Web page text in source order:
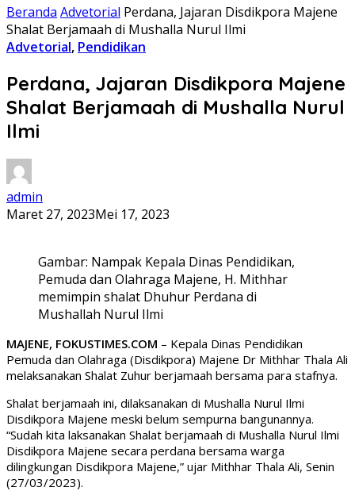
Beranda Advetorial Perdana, Jajaran Disdikpora Majene
Shalat Berjamaah di Mushalla Nurul Ilmi
Advetorial, Pendidikan
Perdana, Jajaran Disdikpora Majene
Shalat Berjamaah di Mushalla Nurul
Ilmi
admin
Maret 27, 2023Mei 17, 2023
Gambar: Nampak Kepala Dinas Pendidikan,
Pemuda dan Olahraga Majene, H. Mithhar
memimpin shalat Dhuhur Perdana di
Mushallah Nurul Ilmi
MAJENE, FOKUSTIMES.COM – Kepala Dinas Pendidikan
Pemuda dan Olahraga (Disdikpora) Majene Dr Mithhar Thala Ali
melaksanakan Shalat Zuhur berjamaah bersama para stafnya.
Shalat berjamaah ini, dilaksanakan di Mushalla Nurul Ilmi
Disdikpora Majene meski belum sempurna bangunannya.
“Sudah kita laksanakan Shalat berjamaah di Mushalla Nurul Ilmi
Disdikpora Majene secara perdana bersama warga
dilingkungan Disdikpora Majene,” ujar Mithhar Thala Ali, Senin
(27/03/2023).